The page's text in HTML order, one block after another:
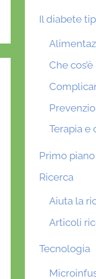
Il diabete
Che
Terapia e
Primo piano
Ricerca
Aiuta la
Articoli
Tecnologia